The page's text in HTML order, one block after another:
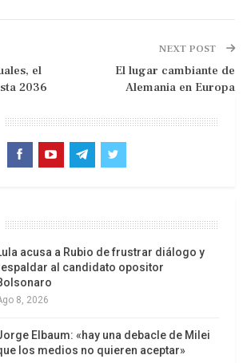
el Grande desafió a los suecos
el norte de Europa derrotándolos
Poltava en 1709, iniciando la
ya había integrado a Siberia,
océano Pacífico donde se fundó en
La dinastía monárquica de más
alianzas temporales o de
los principales países para
de poder, o detener a
a los grandes imperios.
el
2036
NEXT POST
El lugar cambiante de
Alemania en Europa
acusa a Rubio de frustrar diálogo y
al candidato opositor
8, 2026
Elbaum: «hay una debacle de Milei
los medios no quieren aceptar»